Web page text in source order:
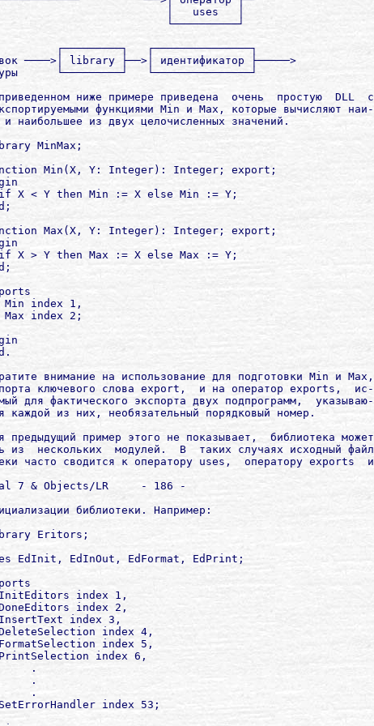
│   uses   │
└──────────┘
┌─────────┐   ┌───────────────┐
────>│ library ├──>│ идентификатор ├─────>
└─────────┘   └───────────────┘
ниже примере приведена  очень  простую  DLL  с
функциями Min и Max, которые вычисляют наи-
и наибольшее из двух целочисленных значений.
MinMax;
Min(X, Y: Integer): Integer; export;
X < Y then Min := X else Min := Y;
Max(X, Y: Integer): Integer; export;
X > Y then Max := X else Max := Y;
index 1,
index 2;
внимание на использование для подготовки Min и Max,
ключевого слова export,  и на оператор exports,  ис-
для фактического экспорта двух подпрограмм,  указываю-
каждой из них, необязательный порядковый номер.
предыдущий пример этого не показывает,  библиотека может
из  нескольких  модулей.  В  таких случаях исходный файл
часто сводится к оператору uses,  оператору exports  и
7 & Objects/LR     - 186 -
библиотеки. Например:
Eritors;
EdInit, EdInOut, EdFormat, EdPrint;
index 1,
index 2,
index 3,
index 4,
index 5,
index 6,
.
.
.
index 53;